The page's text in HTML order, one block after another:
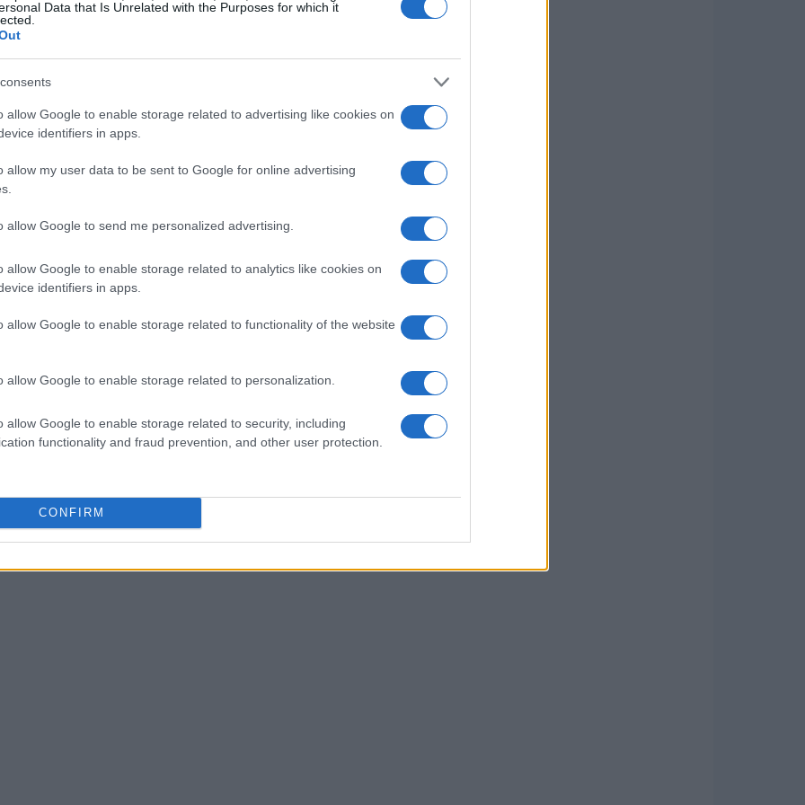
Data that Is Unrelated with the Purposes for which it
allow Google to enable storage related to advertising like cookies on
identifiers in apps.
allow my user data to be sent to Google for online advertising
allow Google to send me personalized advertising.
allow Google to enable storage related to analytics like cookies on
identifiers in apps.
allow Google to enable storage related to functionality of the website
allow Google to enable storage related to personalization.
allow Google to enable storage related to security, including
functionality and fraud prevention, and other user protection.
CONFIRM
per gli sciatori. Attraverso esercizi di
sviluppano muscoli potenti e pronti all’uso.
esprimere forza rapidamente, riveste
come il salto in lungo e gli sprint,
qualità, consentendo agli sciatori di
con maggiore agilità.
cruciale per gli sciatori. Le escursioni in
elevate le performance richiede
di atletica, come le corse di lunga distanza
migliorare l’efficienza cardiovascolare,
lunghe giornate sulle piste.